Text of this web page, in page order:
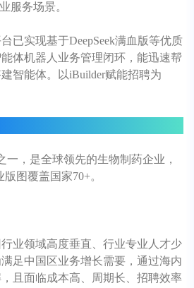
服务场景。
已实现基于DeepSeek满血版等优质
体机器人业务管理闭环，能迅速帮
智能体。
以iBuilder赋能招聘为
一，是全球领先的生物制药企业，
图覆盖国家70+。
业领域高度垂直、行业专业人才少
足中国区业务增长需要，通过海内
且面临成本高、周期长、招聘效率